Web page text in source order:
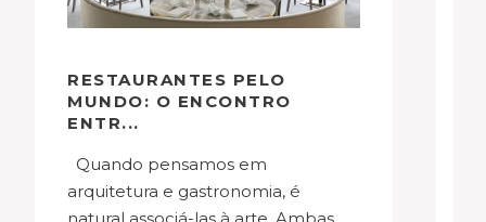
RESTAURANTES PELO
MUNDO: O ENCONTRO
ENTR...
Quando pensamos em
arquitetura e gastronomia, é
natural associá-las à arte. Ambas